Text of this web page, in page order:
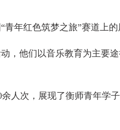
年红色筑梦之旅”赛道上
，他们以音乐教育为主要
人次，展现了衡师青年学